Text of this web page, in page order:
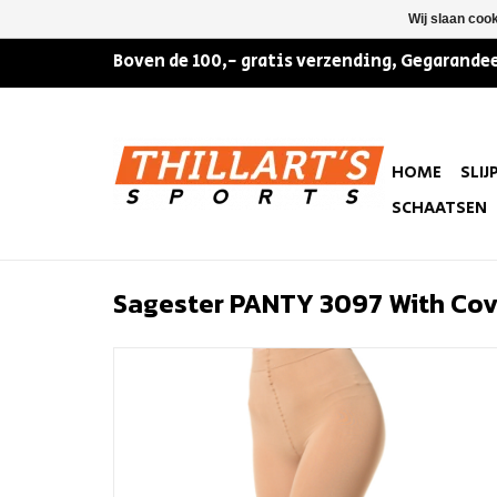
Boven de 100,- gratis verzending,
HOME
SCHAATSEN
Sagester PANTY 3097 With
Wij slaan